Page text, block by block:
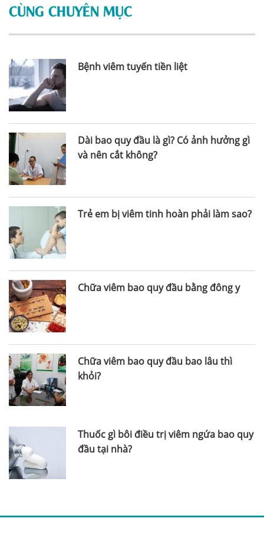
CÙNG CHUYÊN MỤC
Bệnh viêm tuyến tiền liệt
Dài bao quy đầu là gì? Có ảnh hưởng gì
và nên cắt không?
Trẻ em bị viêm tinh hoàn phải làm sao?
Chữa viêm bao quy đầu bằng đông y
Chữa viêm bao quy đầu bao lâu thì
khỏi?
Thuốc gì bôi điều trị viêm ngứa bao quy
đầu tại nhà?